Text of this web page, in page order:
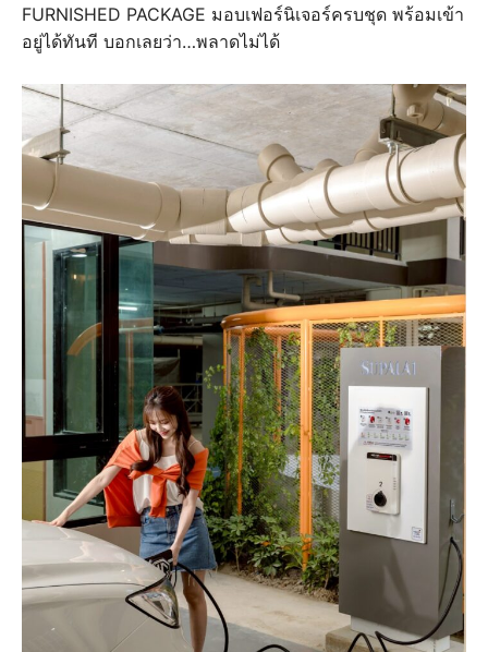
FURNISHED PACKAGE มอบเฟอร์นิเจอร์ครบชุด พร้อมเข้า
อยู่ได้ทันที บอกเลยว่า…พลาดไม่ได้